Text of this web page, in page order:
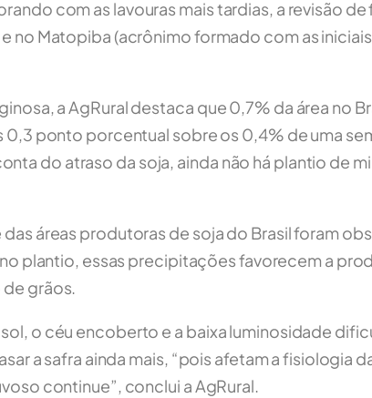
com as lavouras mais tardias, a revisão
no Matopiba (acrônimo formado com as
a AgRural destaca que 0,7% da área no
0,3 ponto porcentual sobre os 0,4% de uma
do atraso da soja, ainda não há plantio de
áreas produtoras de soja do Brasil foram
plantio, essas precipitações favorecem a
grãos.
o céu encoberto e a baixa luminosidade
a safra ainda mais, “pois afetam a fisiologia
continue”, conclui a AgRural.